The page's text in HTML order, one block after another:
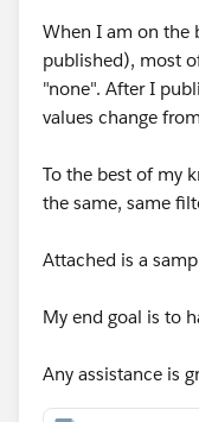
When I am on the
published), most
"none". After I
values change
To the best of my
the same, same
Attached is a
My end goal is to
Any assistance is